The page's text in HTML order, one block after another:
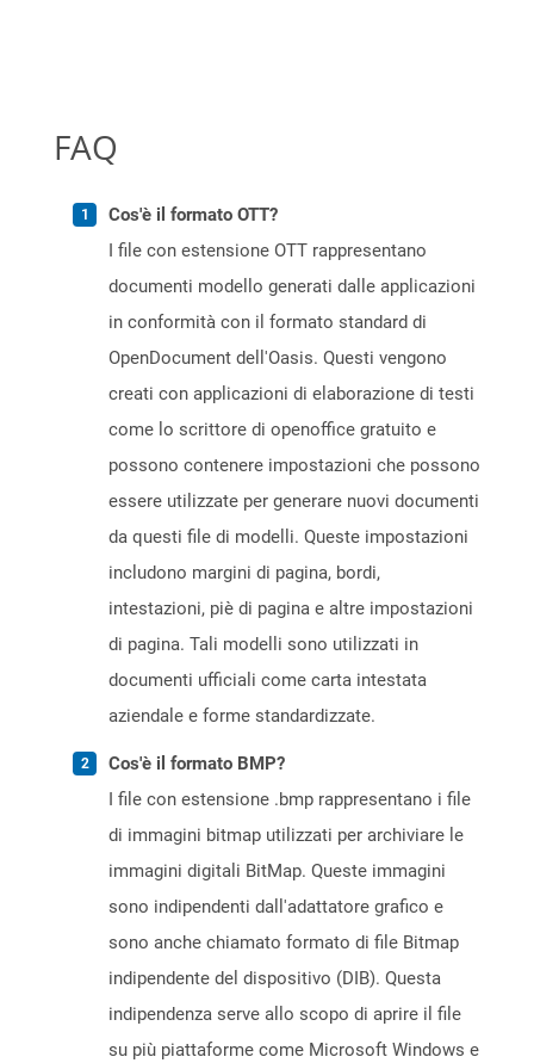
FAQ
Cos'è il formato OTT?
I file con estensione OTT rappresentano
documenti modello generati dalle applicazioni
in conformità con il formato standard di
OpenDocument dell'Oasis. Questi vengono
creati con applicazioni di elaborazione di testi
come lo scrittore di openoffice gratuito e
possono contenere impostazioni che possono
essere utilizzate per generare nuovi documenti
da questi file di modelli. Queste impostazioni
includono margini di pagina, bordi,
intestazioni, piè di pagina e altre impostazioni
di pagina. Tali modelli sono utilizzati in
documenti ufficiali come carta intestata
aziendale e forme standardizzate.
Cos'è il formato BMP?
I file con estensione .bmp rappresentano i file
di immagini bitmap utilizzati per archiviare le
immagini digitali BitMap. Queste immagini
sono indipendenti dall'adattatore grafico e
sono anche chiamato formato di file Bitmap
indipendente del dispositivo (DIB). Questa
indipendenza serve allo scopo di aprire il file
su più piattaforme come Microsoft Windows e